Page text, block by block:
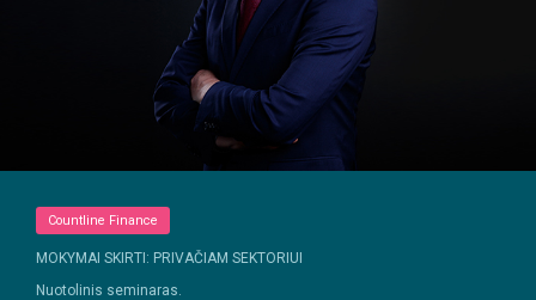
Countline Finance
MOKYMAI SKIRTI: PRIVAČIAM SEKTORIUI
Nuotolinis seminaras.